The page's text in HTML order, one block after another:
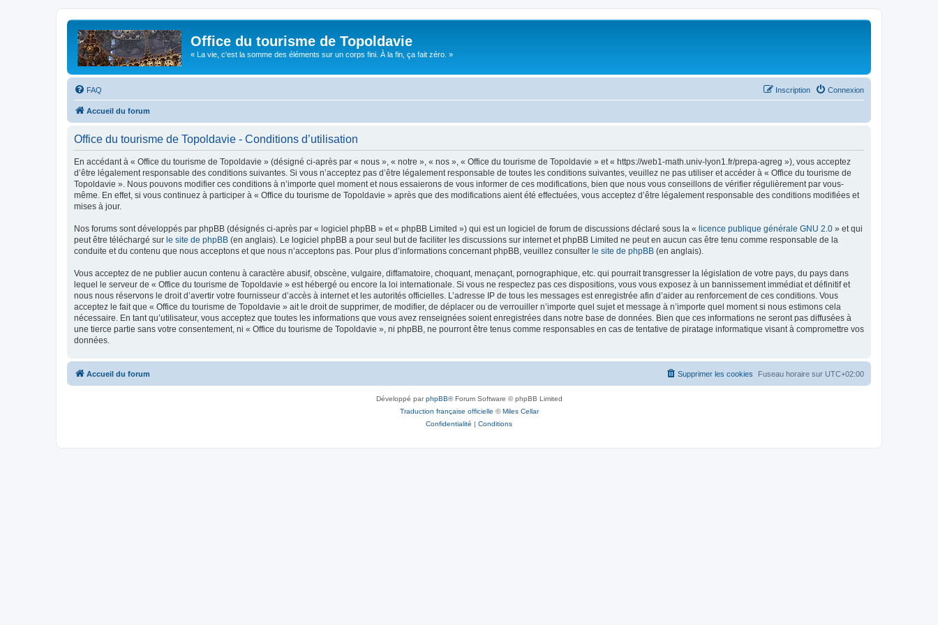
Office du tourisme de Topoldavie
« La vie, c'est la somme des éléments sur un corps fini. À la fin, ça fait zéro. »
FAQ Connexion
Inscription
Accueil du forum
Office du tourisme de Topoldavie - Conditions d’utilisation
En accédant à « Office du tourisme de Topoldavie » (désigné ci-après par « nous », « notre », « nos », « Office du tourisme de Topoldavie » et « https://web1-math.univ-lyon1.fr/prepa-agreg »), vous acceptez
d’être légalement responsable des conditions suivantes. Si vous n’acceptez pas d’être légalement responsable de toutes les conditions suivantes, veuillez ne pas utiliser et accéder à « Office du tourisme de
Topoldavie ». Nous pouvons modifier ces conditions à n’importe quel moment et nous essaierons de vous informer de ces modifications, bien que nous vous conseillons de vérifier régulièrement par vous-
même. En effet, si vous continuez à participer à « Office du tourisme de Topoldavie » après que des modifications aient été effectuées, vous acceptez d’être légalement responsable des conditions modifiées et
mises à jour.
Nos forums sont développés par phpBB (désignés ci-après par « logiciel phpBB » et « phpBB Limited ») qui est un logiciel de forum de discussions déclaré sous la « licence publique générale GNU 2.0 » et qui
peut être téléchargé sur le site de phpBB (en anglais). Le logiciel phpBB a pour seul but de faciliter les discussions sur internet et phpBB Limited ne peut en aucun cas être tenu comme responsable de la
conduite et du contenu que nous acceptons et que nous n’acceptons pas. Pour plus d’informations concernant phpBB, veuillez consulter le site de phpBB (en anglais).
Vous acceptez de ne publier aucun contenu à caractère abusif, obscène, vulgaire, diffamatoire, choquant, menaçant, pornographique, etc. qui pourrait transgresser la législation de votre pays, du pays dans
lequel le serveur de « Office du tourisme de Topoldavie » est hébergé ou encore la loi internationale. Si vous ne respectez pas ces dispositions, vous vous exposez à un bannissement immédiat et définitif et
nous nous réservons le droit d’avertir votre fournisseur d’accès à internet et les autorités officielles. L’adresse IP de tous les messages est enregistrée afin d’aider au renforcement de ces conditions. Vous
acceptez le fait que « Office du tourisme de Topoldavie » ait le droit de supprimer, de modifier, de déplacer ou de verrouiller n’importe quel sujet et message à n’importe quel moment si nous estimons cela
nécessaire. En tant qu’utilisateur, vous acceptez que toutes les informations que vous avez renseignées soient enregistrées dans notre base de données. Bien que ces informations ne seront pas diffusées à
une tierce partie sans votre consentement, ni « Office du tourisme de Topoldavie », ni phpBB, ne pourront être tenus comme responsables en cas de tentative de piratage informatique visant à compromettre vos
données.
Accueil du forum Fuseau horaire sur UTC+02:00
Supprimer les cookies
Développé parphpBB® Forum Software © phpBB Limited
Traduction française officielle ©Miles Cellar
Confidentialité | Conditions